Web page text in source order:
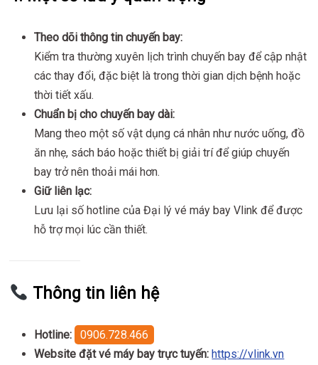
Theo dõi thông tin chuyến bay:
Kiểm tra thường xuyên lịch trình chuyến bay để cập nhật
các thay đổi, đặc biệt là trong thời gian dịch bệnh hoặc
thời tiết xấu.
Chuẩn bị cho chuyến bay dài:
Mang theo một số vật dụng cá nhân như nước uống, đồ
ăn nhẹ, sách báo hoặc thiết bị giải trí để giúp chuyến
bay trở nên thoải mái hơn.
Giữ liên lạc:
Lưu lại số hotline của Đại lý vé máy bay Vlink để được
hỗ trợ mọi lúc cần thiết.
Thông tin liên hệ
Hotline:
0906.728.466
Website đặt vé máy bay trực tuyến: https://vlink.vn